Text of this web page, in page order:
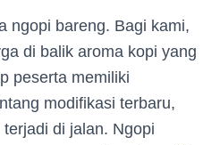
ngopi bareng. Bagi kami,
di balik aroma kopi yang
peserta memiliki
modifikasi terbaru,
di jalan. Ngopi